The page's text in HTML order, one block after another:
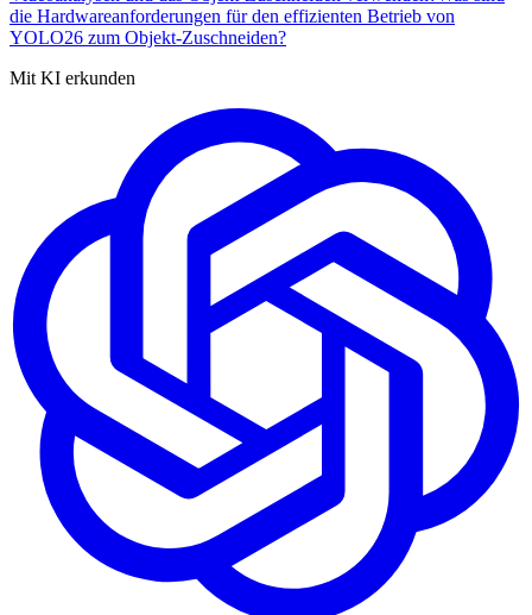
die Hardwareanforderungen für den effizienten Betrieb von
YOLO26 zum Objekt-Zuschneiden?
Mit KI erkunden